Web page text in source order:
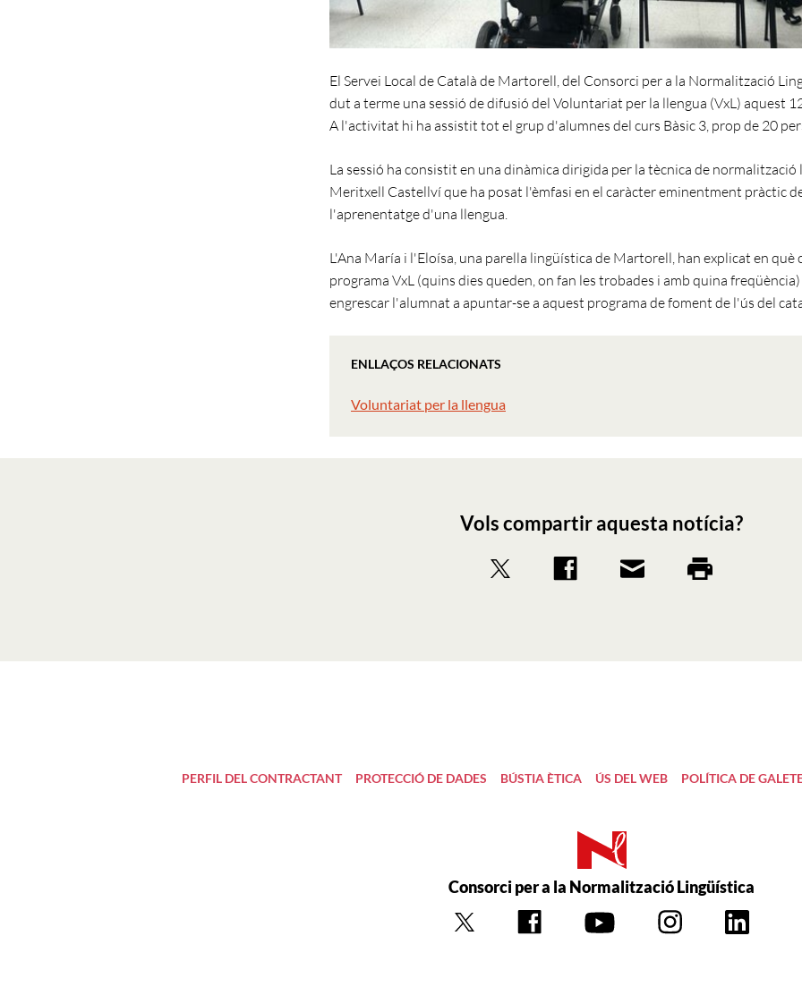
El Servei Local de Català de Martorell, del Consorci per a la Normalització
dut a terme una sessió de difusió del Voluntariat per la llengua (VxL) aquest
A l'activitat hi ha assistit tot el grup d'alumnes del curs Bàsic 3, prop de 20
La sessió ha consistit en una dinàmica dirigida per la tècnica de
Meritxell Castellví que ha posat l'èmfasi en el caràcter eminentment pràctic
l'aprenentatge d'una llengua.
L'Ana María i l'Eloísa, una parella lingüística de Martorell, han explicat en què
programa VxL (quins dies queden, on fan les trobades i amb quina
engrescar l'alumnat a apuntar-se a aquest programa de foment de l'ús del
ENLLAÇOS RELACIONATS
Voluntariat per la llengua
Vols compartir aquesta notícia?
PERFIL DEL CONTRACTANT PROTECCIÓ DE DADES BÚSTIA ÈTICA ÚS DEL WEB POLÍTICA DE
Consorci per a la Normalització Lingüística